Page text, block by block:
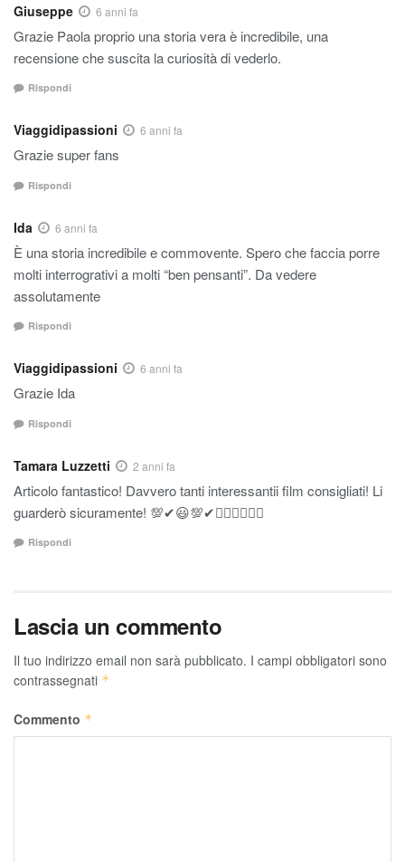
Giuseppe 6 anni fa
Grazie Paola proprio una storia vera è incredibile, una
recensione che suscita la curiosità di vederlo.
Rispondi
Viaggidipassioni 6 anni fa
Grazie super fans
Rispondi
Ida 6 anni fa
È una storia incredibile e commovente. Spero che faccia porre
molti interrogrativi a molti “ben pensanti”. Da vedere
assolutamente
Rispondi
Viaggidipassioni 6 anni fa
Grazie Ida
Rispondi
Tamara Luzzetti 2 anni fa
Articolo fantastico! Davvero tanti interessantii film consigliati! Li
guarderò sicuramente! 💯✔😃💯✔👍🏻👍🏻👍🏻
Rispondi
Lascia un commento
Il tuo indirizzo email non sarà pubblicato. I campi obbligatori sono
contrassegnati *
Commento *